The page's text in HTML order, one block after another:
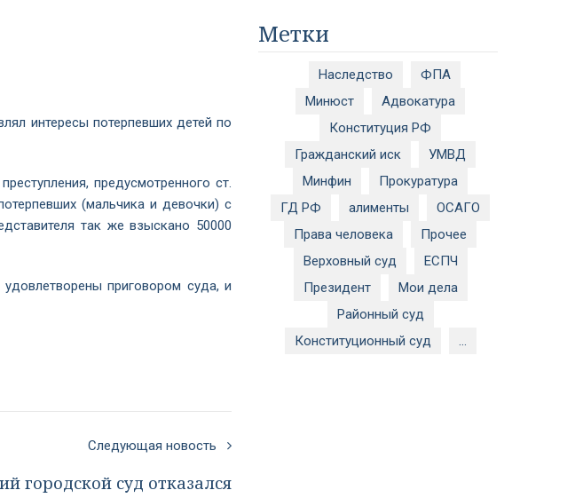
интересы потерпевших детей по
предусмотренного ст.
(мальчика и девочки) с
так же взыскано 50000
приговором суда, и
Следующая новость
городской суд отказался
Метки
Наследство
ФПА
Минюст
Адвокатура
Конституция РФ
Гражданский иск
УМВД
Минфин
Прокуратура
ГД РФ
алименты
ОСАГО
Права человека
Прочее
Верховный суд
ЕСПЧ
Президент
Мои дела
Районный суд
Конституционный суд
...